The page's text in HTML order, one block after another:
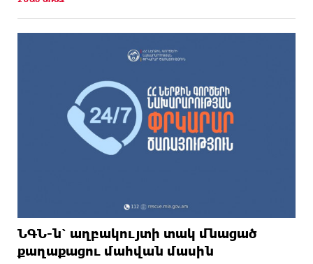
ՆԳՆ-ն՝ աղբակույտի տակ մնացած
քաղաքացու մահվան մասին